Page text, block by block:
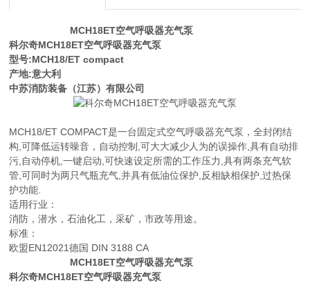
MCH18ET空气呼吸器充气泵
科尔奇MCH18ET空气呼吸器充气泵
型号:MCH18/ET compact
产地:意大利
中苏消防装备（江苏）有限公司
MCH18/ET COMPACT是一台固定式空气呼吸器充气泵，全封闭结
构,可降低运转噪音，自动控制,可大大减少人为的误操作,具有自动排
污,自动停机,一键启动,可快速设定所需的工作压力,具有两条充气软
管,可同时为两只气瓶充气,并具有低油位保护,反相缺相保护,过热保
护功能.
适用行业：
消防，潜水，石油化工，采矿，市政等用途。
标准：
欧盟EN12021德国 DIN 3188 CA
MCH18ET空气呼吸器充气泵
科尔奇MCH18ET空气呼吸器充气泵